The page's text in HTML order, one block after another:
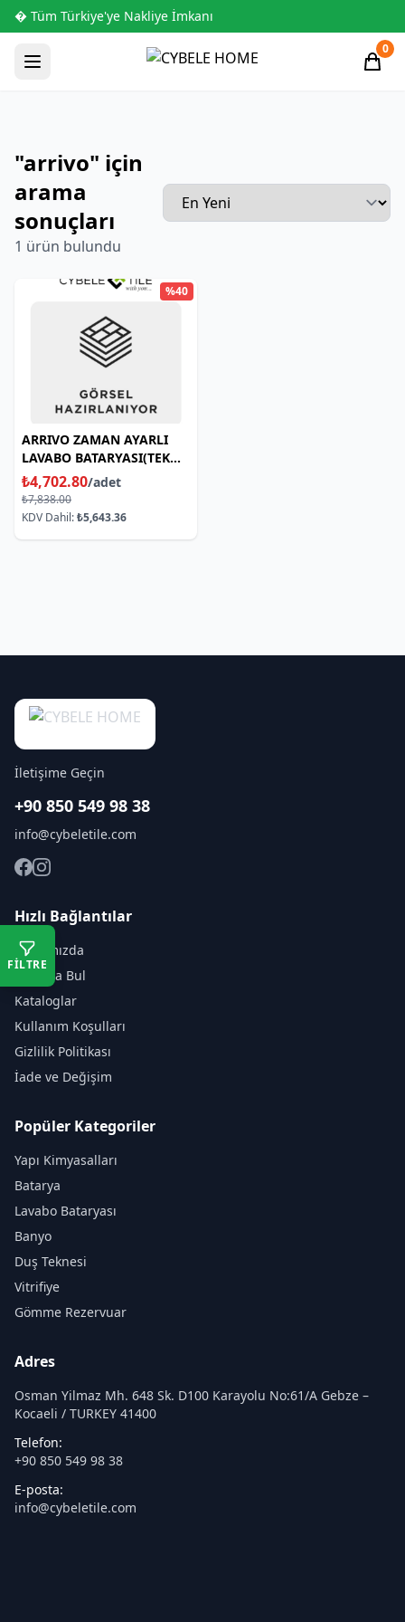
� Tüm Türkiye'ye Nakliye İmkanı
0
FİLTRE
"arrivo" için
arama
sonuçları
1 ürün bulundu
%40
ARRIVO ZAMAN AYARLI
LAVABO BATARYASI(TEK
SU GIRISL
₺4,702.80/adet
₺7,838.00
KDV Dahil:₺5,643.36
İletişime Geçin
+90 850 549 98 38
info@cybeletile.com
Hızlı Bağlantılar
Hakkımızda
Mağaza Bul
Kataloglar
Kullanım Koşulları
Gizlilik Politikası
İade ve Değişim
Popüler Kategoriler
Yapı Kimyasalları
Batarya
Lavabo Bataryası
Banyo
Duş Teknesi
Vitrifiye
Gömme Rezervuar
Adres
Osman Yilmaz Mh. 648 Sk. D100 Karayolu No:61/A Gebze –
Kocaeli / TURKEY 41400
Telefon:
+90 850 549 98 38
E-posta:
info@cybeletile.com